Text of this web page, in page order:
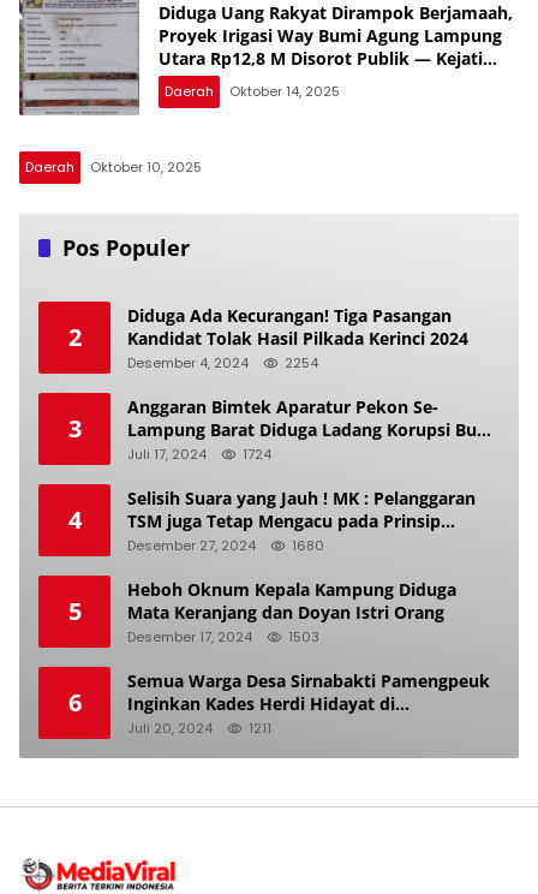
Diduga Uang Rakyat Dirampok Berjamaah,
Proyek Irigasi Way Bumi Agung Lampung
Utara Rp12,8 M Disorot Publik — Kejati
Turun, Tapi Bungkam!
Daerah Oktober 14, 2025
Daerah Oktober 10, 2025
Pos Populer
2
Diduga Ada Kecurangan! Tiga Pasangan
Kandidat Tolak Hasil Pilkada Kerinci 2024
Desember 4, 2024 2254
3
Anggaran Bimtek Aparatur Pekon Se-
Lampung Barat Diduga Ladang Korupsi Buat
Makan Anak Istri
Juli 17, 2024 1724
4
Selisih Suara yang Jauh ! MK : Pelanggaran
TSM juga Tetap Mengacu pada Prinsip
Keadilan Pemilu
Desember 27, 2024 1680
5
Heboh Oknum Kepala Kampung Diduga
Mata Keranjang dan Doyan Istri Orang
Desember 17, 2024 1503
6
Semua Warga Desa Sirnabakti Pamengpeuk
Inginkan Kades Herdi Hidayat di
Berhentikan Dari Jabatan nya
Juli 20, 2024 1211